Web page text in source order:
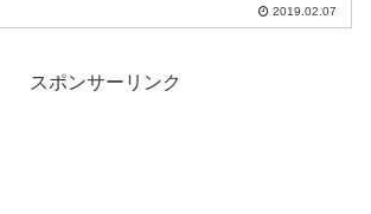
2019.02.07
スポンサーリンク